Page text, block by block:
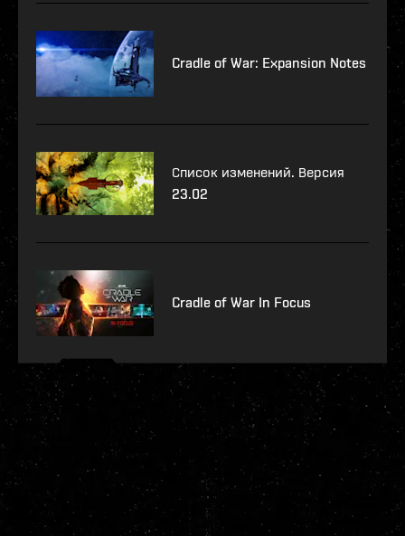
Cradle of War: Expansion Notes
Список изменений. Версия
23.02
Cradle of War In Focus